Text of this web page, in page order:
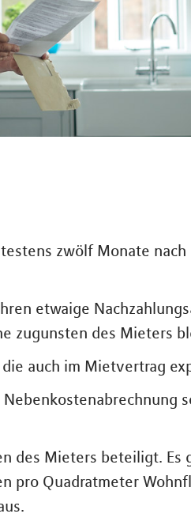
zwölf Monate nach
etwaige
zugunsten des Mieters
auch im Mietvertrag
des Mieters beteiligt. Es
pro Quadratmeter